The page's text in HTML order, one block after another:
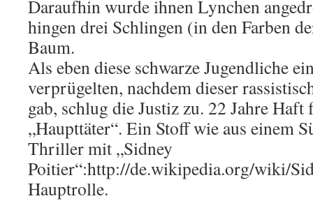
Daraufhin wurde ihnen Lynchen
hingen drei Schlingen (in den Farben
Baum.
Als eben diese schwarze Jugendliche
verprügelten, nachdem dieser
gab, schlug die Justiz zu. 22 Jahre
„Haupttäter“. Ein Stoff wie aus einem
Thriller mit „Sidney
Poitier“:http://de.wikipedia.org/wiki/
Hauptrolle.